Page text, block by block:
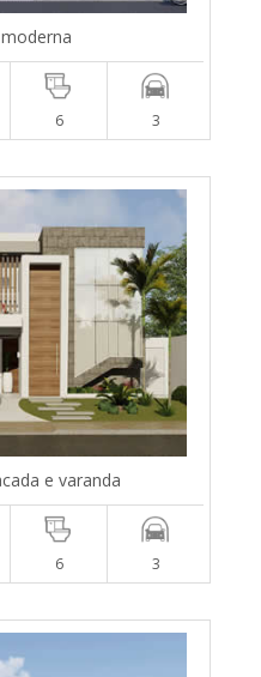
6 3
e varanda
6 3